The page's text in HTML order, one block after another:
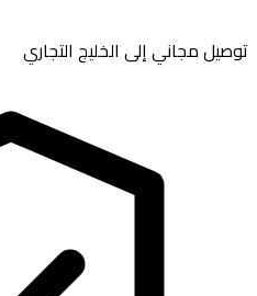
توصيل مجاني إلى الخليج التجاري